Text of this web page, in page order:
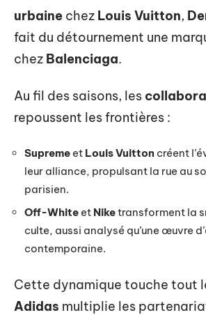
urbaine chez Louis Vuitton,
fait du détournement une
chez Balenciaga.
Au fil des saisons, les
repoussent les frontières :
Supreme et Louis Vuitton créent
leur alliance, propulsant la rue au
parisien.
Off-White et Niketransforment la
culte, aussi analysé qu’une œuvre
contemporaine.
Cette dynamique touche tout
Adidas multiplie les